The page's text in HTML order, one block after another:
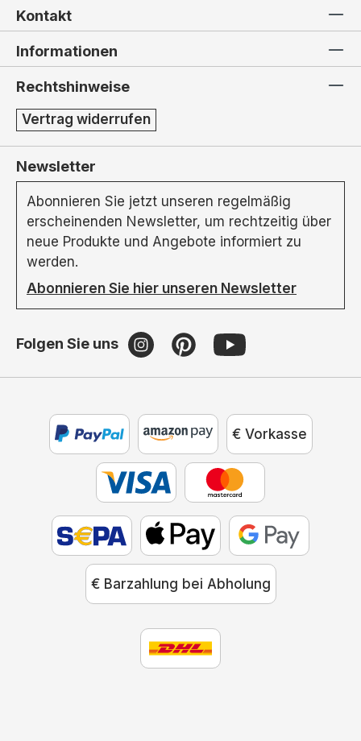
Kontakt
Informationen
Rechtshinweise
Vertrag widerrufen
Newsletter
Abonnieren Sie jetzt unseren regelmäßig
erscheinenden Newsletter, um rechtzeitig über
neue Produkte und Angebote informiert zu
werden.
Abonnieren Sie hier unseren Newsletter
Folgen Sie uns
€ Vorkasse
€ Barzahlung bei Abholung